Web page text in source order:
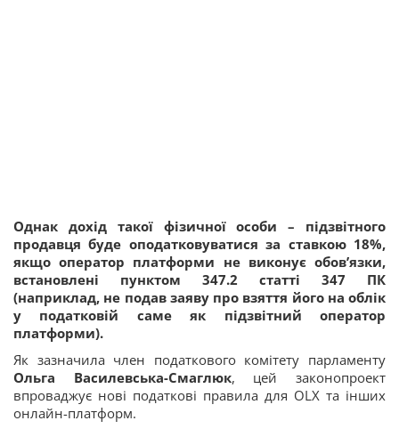
Однак дохід такої фізичної особи – підзвітного
продавця буде оподатковуватися за ставкою 18%,
якщо оператор платформи не виконує обов’язки,
встановлені пунктом 347.2 статті 347 ПК
(наприклад, не подав заяву про взяття його на облік
у податковій саме як підзвітний оператор
платформи).
Як зазначила член податкового комітету парламенту
Ольга Василевська-Смаглюк, цей законопроект
впроваджує нові податкові правила для OLX та інших
онлайн-платформ.